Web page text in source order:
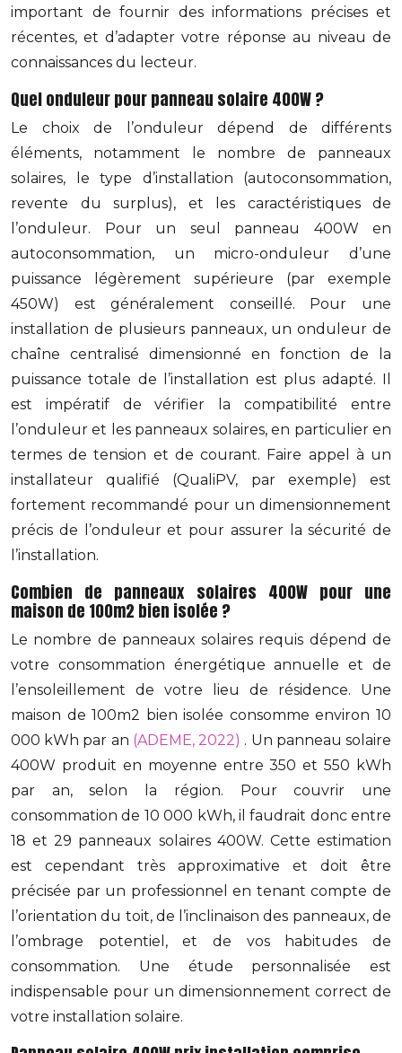
important de fournir des informations précises et
récentes, et d’adapter votre réponse au niveau de
connaissances du lecteur.
Quel onduleur pour panneau solaire 400W ?
Le choix de l’onduleur dépend de différents
éléments, notamment le nombre de panneaux
solaires, le type d’installation (autoconsommation,
revente du surplus), et les caractéristiques de
l’onduleur. Pour un seul panneau 400W en
autoconsommation, un micro-onduleur d’une
puissance légèrement supérieure (par exemple
450W) est généralement conseillé. Pour une
installation de plusieurs panneaux, un onduleur de
chaîne centralisé dimensionné en fonction de la
puissance totale de l’installation est plus adapté. Il
est impératif de vérifier la compatibilité entre
l’onduleur et les panneaux solaires, en particulier en
termes de tension et de courant. Faire appel à un
installateur qualifié (QualiPV, par exemple) est
fortement recommandé pour un dimensionnement
précis de l’onduleur et pour assurer la sécurité de
l’installation.
Combien de panneaux solaires 400W pour une
maison de 100m2 bien isolée ?
Le nombre de panneaux solaires requis dépend de
votre consommation énergétique annuelle et de
l’ensoleillement de votre lieu de résidence. Une
maison de 100m2 bien isolée consomme environ 10
000 kWh par an (ADEME, 2022) . Un panneau solaire
400W produit en moyenne entre 350 et 550 kWh
par an, selon la région. Pour couvrir une
consommation de 10 000 kWh, il faudrait donc entre
18 et 29 panneaux solaires 400W. Cette estimation
est cependant très approximative et doit être
précisée par un professionnel en tenant compte de
l’orientation du toit, de l’inclinaison des panneaux, de
l’ombrage potentiel, et de vos habitudes de
consommation. Une étude personnalisée est
indispensable pour un dimensionnement correct de
votre installation solaire.